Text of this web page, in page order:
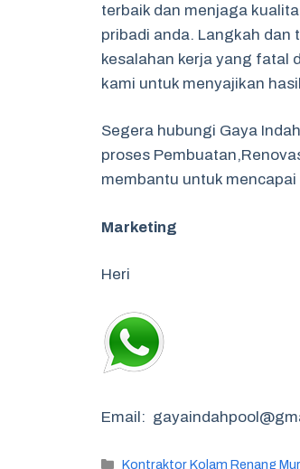
terbaik dan menjaga
pribadi anda. Langkah dan
kesalahan kerja yang fatal
kami untuk menyajikan
Segera hubungi Gaya
proses
membantu untuk
Marketing
Heri
Email:
Categories
Kontraktor Kolam Renang